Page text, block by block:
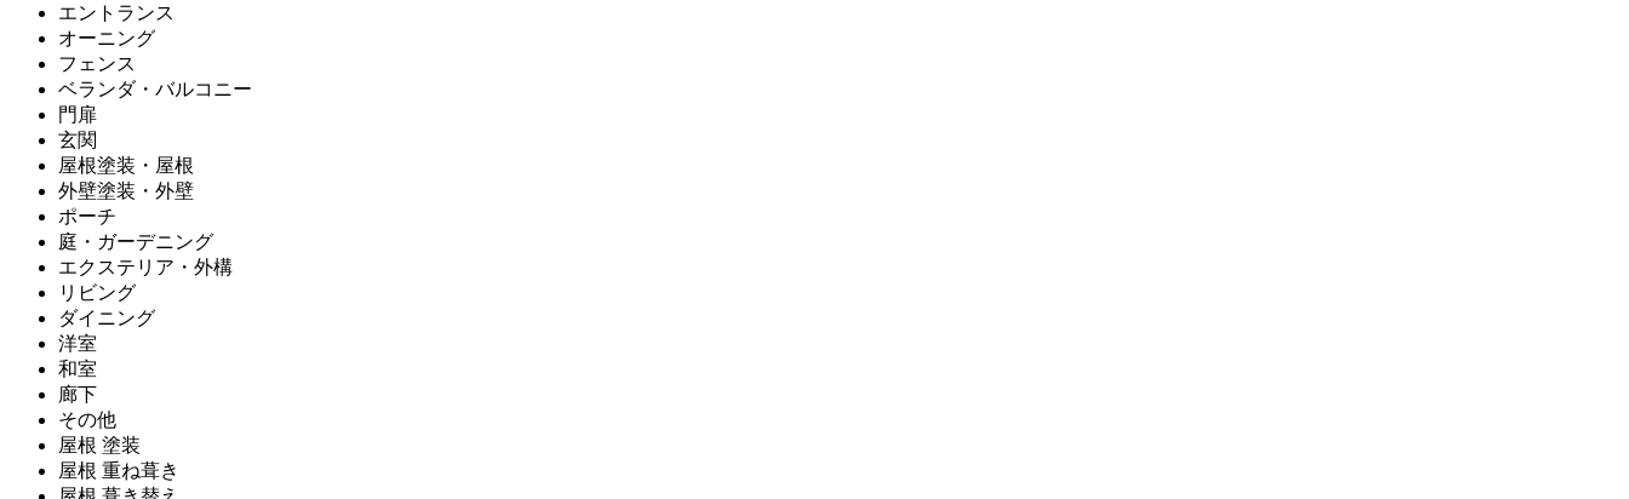
エントランス
オーニング
フェンス
ベランダ・バルコニー
門扉
玄関
屋根塗装・屋根
外壁塗装・外壁
ポーチ
庭・ガーデニング
エクステリア・外構
リビング
ダイニング
洋室
和室
廊下
その他
屋根 塗装
屋根 重ね葺き